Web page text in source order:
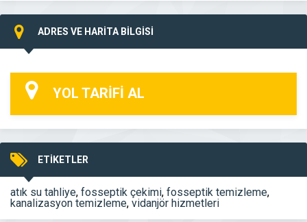
ADRES VE HARİTA BİLGİSİ
YOL TARİFİ AL
ETİKETLER
atık su tahliye, fosseptik çekimi, fosseptik temizleme,
kanalizasyon temizleme, vidanjör hizmetleri